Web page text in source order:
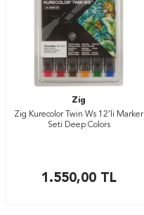
Zig
Zig Kurecolor Twin Ws 12’li Marker
Seti Deep Colors
1.550,00TL